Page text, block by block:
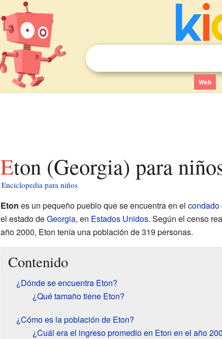
Web
Eton (Georgia) para
Enciclopedia para niños
Eton es un pequeño pueblo que se encuentra en el condado
el estado deGeorgia, en Estados Unidos. Según el censo
año 2000, Eton tenía una población de 319 personas.
Contenido
¿Dónde se encuentra Eton?
¿Qué tamaño tiene Eton?
¿Cómo es la población de Eton?
¿Cuál era el ingreso promedio en Eton en el año